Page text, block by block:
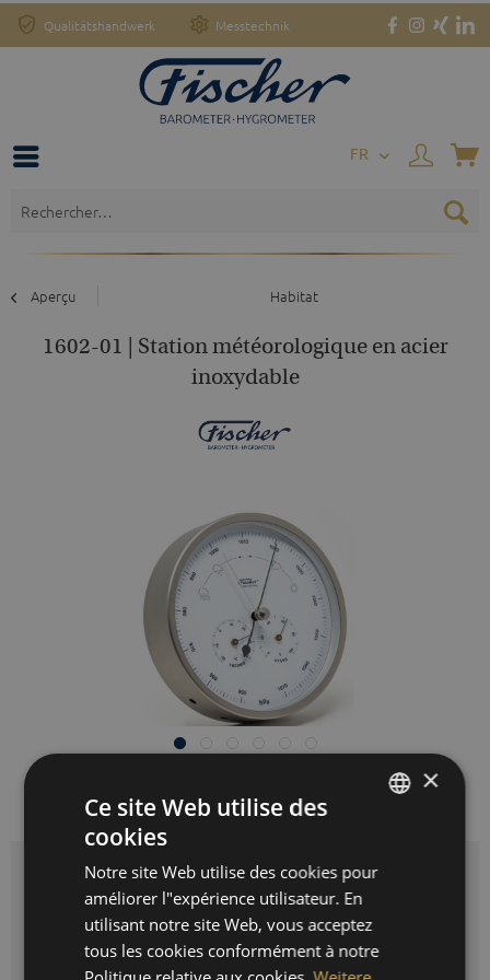
Qualitätshandwerk Messtechnik
FR
Aperçu Habitat
1602-01 | Station météorologique en acier
inoxydable
Prix avec TVAplus frais de port
ENGLISH
FRENCH
×
Ce site Web utilise des
cookies
Notre site Web utilise des cookies pour
améliorer l"expérience utilisateur. En
utilisant notre site Web, vous acceptez
tous les cookies conformément à notre